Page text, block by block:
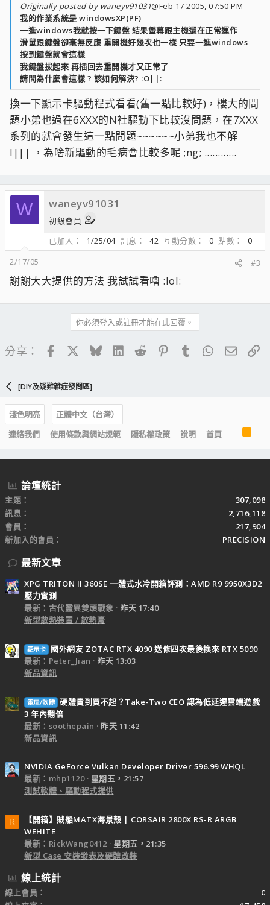
Originally posted by waneyv91031@Feb 17 2005, 07:50 PM
我的作業系統是 windowsXP(PF)
一進windows我就按一下鍵盤 結果螢幕跟主機還在正常運作
滑鼠跟鍵盤卻毫無反應 重開機好幾次也一樣 只要一進windows
按到鍵盤就會這樣
我鍵盤拔起來 再插回去重開機才又正常了
請問為什麼會這樣 ? 該如何解決? :O||:
換一下顯示卡驅動程式看看(舊一點比較好)，樓大的問
題小弟也過在6XXX的N社驅動下比較沒問題，在7XXX
系列的就會發生這一點問題~~~~~~小弟我也不解
l||| ，為啥新驅動的毛病會比較多呢 ;ng; ............
W waneyv91031
初級會員
已加入
1/25/04 訊息 42 互動分數 0 點數
0
2/17/05
#3
謝謝大大提供的方法 我試試看嚕 :lol:
你必須登入或註冊才能在此回覆。
分享： FacebookBlueskyLinkedIn
Reddit PinterestTumblrWhatsApp
電子
[DIY及疑難雜症發問區]
淺色明亮
正體中文（台灣）
連絡我們
使用條款與網站規範 隱私權政策 說明 首頁
R
S
S
論壇統計
主題
307,098
訊息
2,716,118
會員
217,904
新加入的會員
PRECISION
最新文章
XPG TRITON II 360SE 一體式水冷開箱評測：AMD R9 9950X3D2
壓力實測
最新：古代靈異雙頭戰象
昨天 17:40
新型散熱裝置 / 散熱膏
顯示卡
國外網友 ZOTAC RTX 4090 送修四次最後換來 RTX 5090
最新：Peter_Jian
昨天 13:03
新品資訊
電玩/軟體 硬體貴到買不起？Take-Two CEO 認為低延遲雲端遊戲
3 年內翻倍
最新：soothepain
昨天 11:42
新品資訊
NVIDIA GeForce Vulkan Developer Driver 596.99 WHQL
最新：mhp1120
星期五，21:57
測試軟體、驅動程式提供
R
【開箱】賊船MATX海景殼 | CORSAIR 2800X RS-R ARGB
WEHITE
最新：RickWang0412
星期五，21:35
新型 Case 安裝發表及硬體改裝
線上統計
線上會員
0